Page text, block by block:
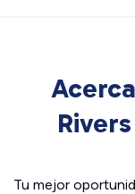
Tu mejor